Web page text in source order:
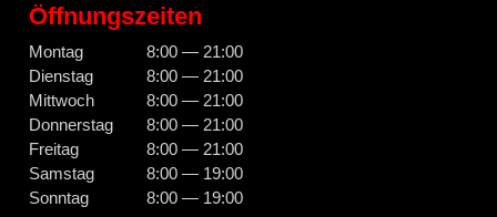
Öffnungszeiten
Montag
8:00 — 21:00
Dienstag
8:00 — 21:00
Mittwoch
8:00 — 21:00
Donnerstag
8:00 — 21:00
Freitag
8:00 — 21:00
Samstag
8:00 — 19:00
Sonntag
8:00 — 19:00